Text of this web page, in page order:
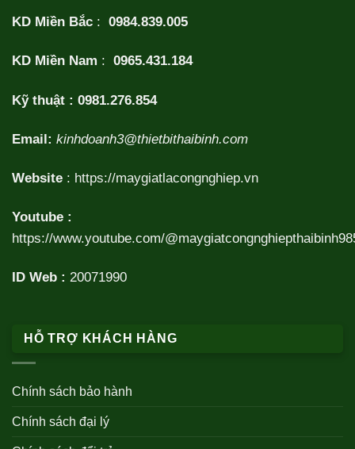
KD Miền Bắc : 0984.839.005
KD Miền Nam : 0965.431.184
Kỹ thuật : 0981.276.854
Email: kinhdoanh3@thietbithaibinh.com
Website : https://maygiatlacongnghiep.vn
Youtube :
https://www.youtube.com/
ID Web : 20071990
HỖ TRỢ KHÁCH HÀNG
Chính sách bảo hành
Chính sách đại lý